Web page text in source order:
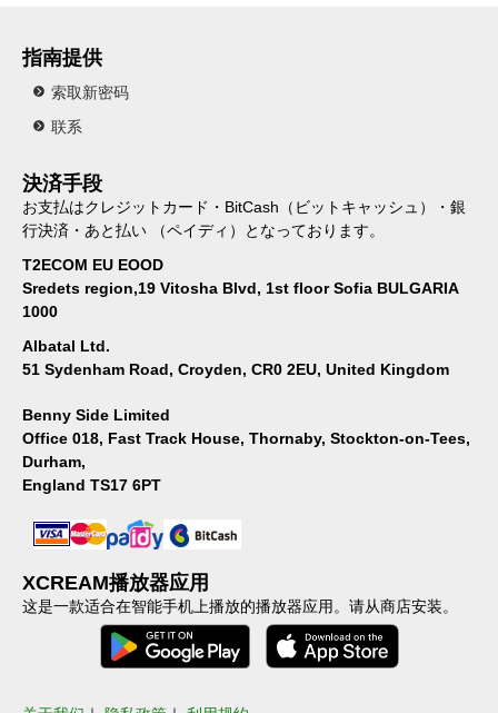
指南提供
索取新密码
联系
決済手段
お支払はクレジットカード・BitCash（ビットキャッシュ）・銀
行決済・あと払い （ペイディ）となっております。
T2ECOM EU EOOD
Sredets region,19 Vitosha Blvd, 1st floor Sofia BULGARIA
1000
Albatal Ltd.
51 Sydenham Road, Croyden, CR0 2EU, United Kingdom
Benny Side Limited
Office 018, Fast Track House, Thornaby, Stockton-on-Tees,
Durham,
England TS17 6PT
XCREAM播放器应用
这是一款适合在智能手机上播放的播放器应用。请从商店安装。